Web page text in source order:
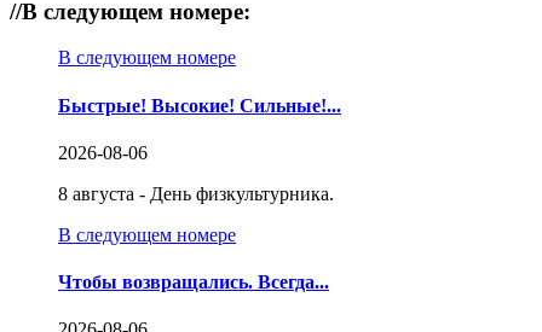
//В следующем номере:
В следующем номере
Быстрые! Высокие! Сильные!...
2026-08-06
8 августа - День физкультурника.
В следующем номере
Чтобы возвращались. Всегда...